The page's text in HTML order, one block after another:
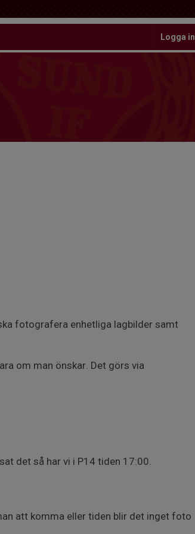
Logga in
fotografera enhetliga lagbilder samt
om man önskar. Det görs via
det så har vi i P14 tiden 17:00.
att komma eller tiden blir det inget foto